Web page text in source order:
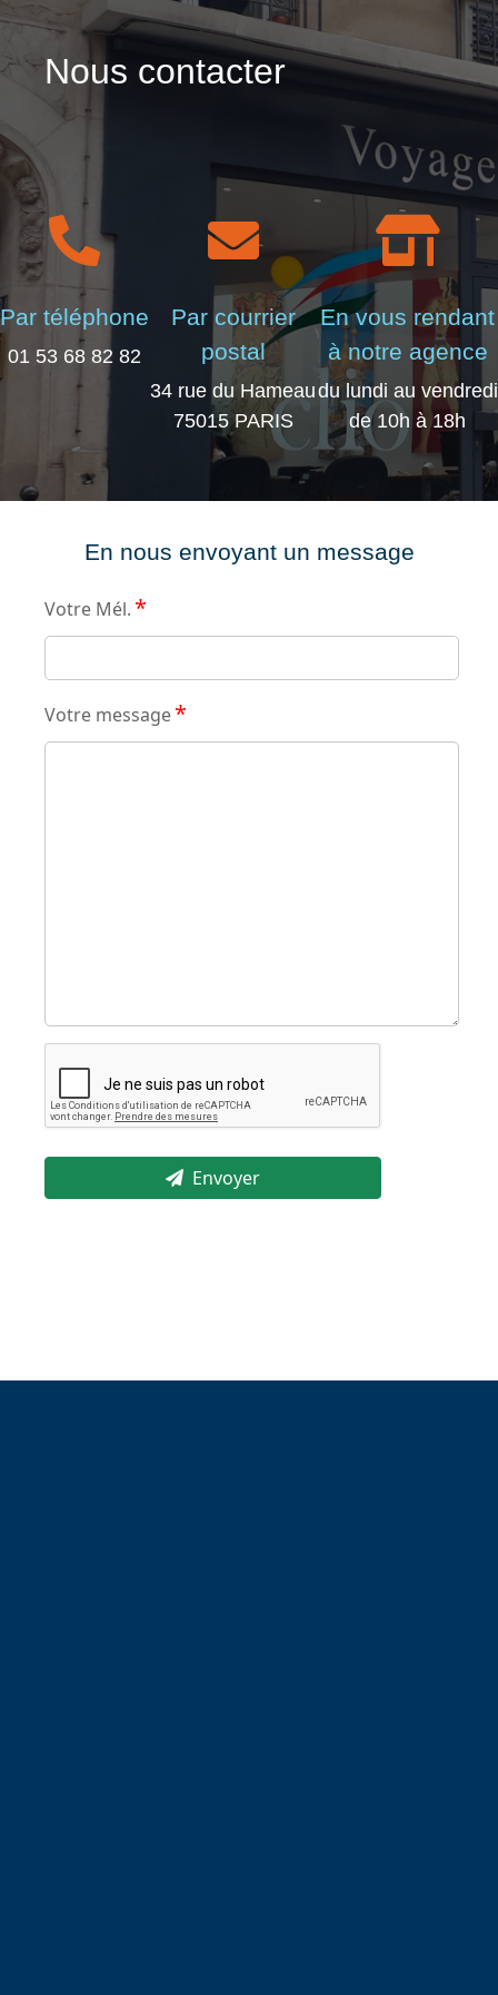
Nous contacter
Par téléphone
01 53 68 82 82
Par courrier
postal
34 rue du Hameau
75015 PARIS
En vous rendant
à notre agence
du lundi au vendredi
de 10h à 18h
En nous envoyant un message
Votre Mél. *
Votre message*
Envoyer